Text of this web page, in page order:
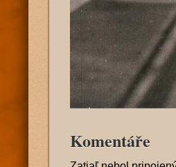
Komentáře